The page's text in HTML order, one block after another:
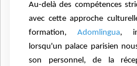
Au-delà des compétences
avec cette approche
formation, Adomlingua,
lorsqu'un palace parisien
son personnel, de la